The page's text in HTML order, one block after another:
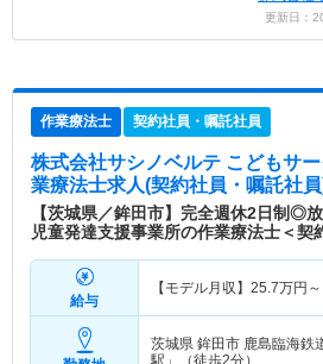
更新日：
作業療法士 契約社員・嘱託社員
株式会社サシノベルテ こどもサ
業療法士求人(契約社員・嘱託社
【茨城県／鉾田市】完全週休2日制◎
児童発達支援事業所の作業療法士＜契
給与
【モデル月収】 25.7万円～
茨城県 鉾田市 鹿島臨海鉄
駅」（徒歩2分）